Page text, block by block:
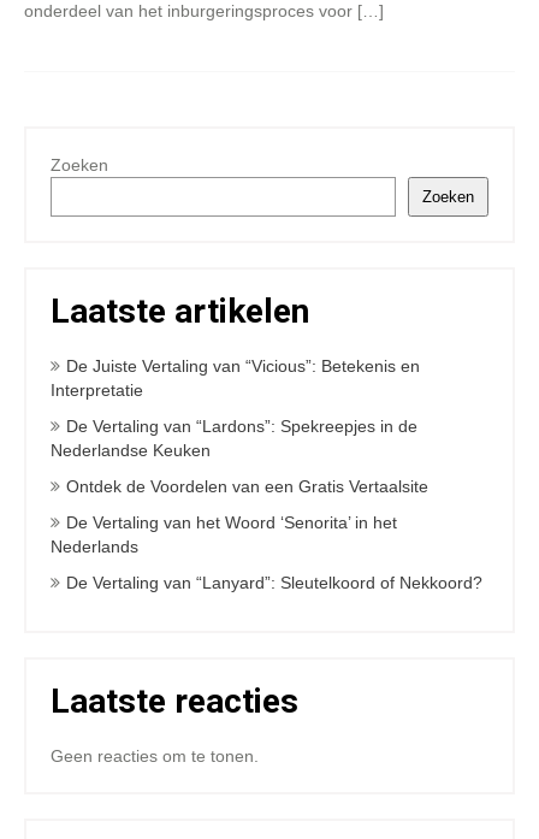
onderdeel van het inburgeringsproces voor […]
Zoeken
Zoeken
Laatste artikelen
De Juiste Vertaling van “Vicious”: Betekenis en
Interpretatie
De Vertaling van “Lardons”: Spekreepjes in de
Nederlandse Keuken
Ontdek de Voordelen van een Gratis Vertaalsite
De Vertaling van het Woord ‘Senorita’ in het
Nederlands
De Vertaling van “Lanyard”: Sleutelkoord of Nekkoord?
Laatste reacties
Geen reacties om te tonen.